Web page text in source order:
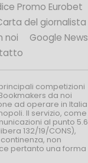
Promo Eurobet
del giornalista
noi
Google News
competizioni
da noi
ad operare in Italia
Il servizio, come
al punto 5.6
132/19/CONS),
non
pertanto una forma